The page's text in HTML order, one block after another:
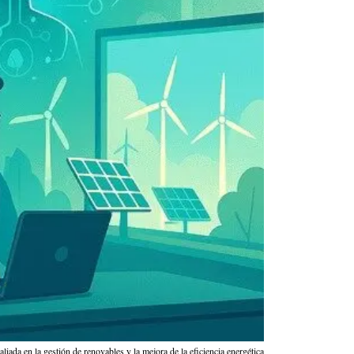
en la gestión de renovables y la mejora de la eficiencia energética